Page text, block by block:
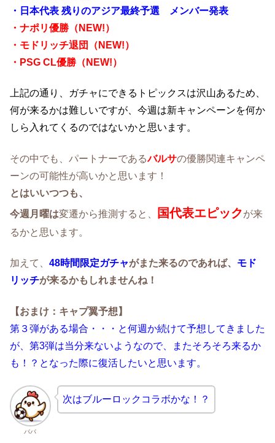
・日本代表 残りのアジア最終予選 メンバー発表
・ナポリ優勝（NEW!）
・モドリッチ退団（NEW!）
・PSG CL優勝（NEW!）
上記の通り、ガチャにできるトピックスは沢山あるため、
何が来るかは難しいですが、今週は新キャンペーンを何か
しら入れてくるのではないかと思います。
その中でも、パートナーであるバルサの優勝関連キャンペ
ーンの可能性が高いかと思います！
とはいいつつも、
今週月曜は変遷から推測すると、 国代表エピックが来
るかと思います。
加えて、 48時間限定ガチャがまた来るのであれば、 モド
リッチが来るかもしれませんね！
【おまけ：キャプ翼予想】
第３弾がある場合・・・と何週か続けて予想してきました
が、第3弾は当分来ないようなので、またそろそろ来るか
も！？となった際に復活したいと思います。
パパ
次はブルーロックコラボかな！？